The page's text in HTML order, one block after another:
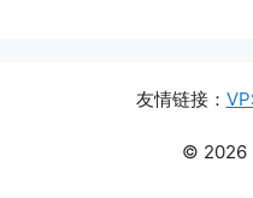
友情链接：
© 2026